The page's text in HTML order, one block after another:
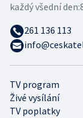
TV program
Živé vysílání
TV poplatky
každý všední den:
261 136 113